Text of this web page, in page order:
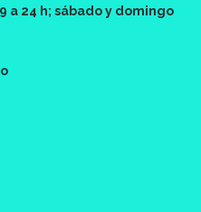
a 24 h; sábado y domingo